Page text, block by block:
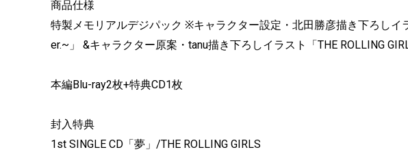
商品仕様
特製メモリアルデジパック ※キャラクター設定・北田勝彦描き下ろしイ
er.~」 &キャラクター原案・tanu描き下ろしイラスト「THE ROLLING
本編Blu-ray2枚+特典CD1枚
封入特典
1st SINGLE CD「夢」/THE ROLLING GIRLS